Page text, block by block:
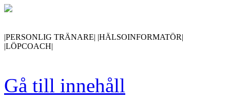
|PERSONLIG TRÄNARE| |HÄLSOINFORMATÖR|
|LÖPCOACH|
Gå till innehåll